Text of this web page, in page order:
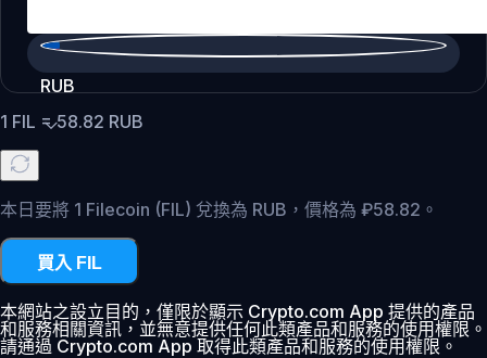
RUB
1 FIL =58.82 RUB
本日要將 1 Filecoin (FIL) 兌換為 RUB，價格為 ₽58.82。
買入 FIL
本網站之設立目的，僅限於顯示 Crypto.com App 提供的產品
和服務相關資訊，並無意提供任何此類產品和服務的使用權限。
請通過 Crypto.com App 取得此類產品和服務的使用權限。